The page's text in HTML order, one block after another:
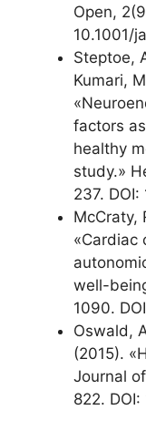
Open,
10.1001/
Steptoe,
Kumari,
factors
healthy
study.»
237.
McCraty,
«Cardiac
well-
1090.
Oswald,
(2015).
Journal
822.